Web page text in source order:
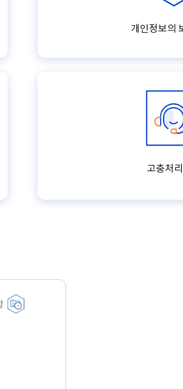
개인정보의
고충처